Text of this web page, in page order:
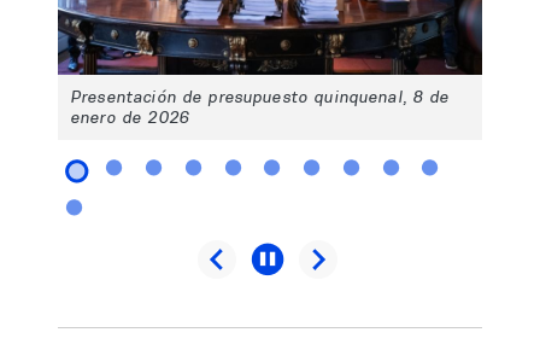
Presentación de presupuesto quinquenal, 8 de
enero de 2026